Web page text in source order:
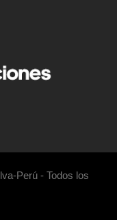
Perú - Todos los